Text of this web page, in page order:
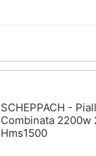
SCHEPPACH -
Combinata 2200w
Hms1500